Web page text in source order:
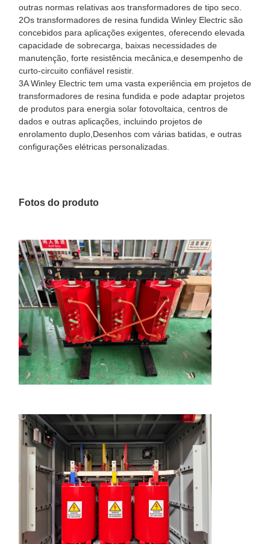
outras normas relativas aos transformadores de tipo seco.
2Os transformadores de resina fundida Winley Electric são
concebidos para aplicações exigentes, oferecendo elevada
capacidade de sobrecarga, baixas necessidades de
manutenção, forte resistência mecânica,e desempenho de
curto-circuito confiável resistir.
3A Winley Electric tem uma vasta experiência em projetos de
transformadores de resina fundida e pode adaptar projetos
de produtos para energia solar fotovoltaica, centros de
dados e outras aplicações, incluindo projetos de
enrolamento duplo,Desenhos com várias batidas, e outras
configurações elétricas personalizadas.
Fotos do produto